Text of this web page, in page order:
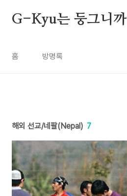
G-Kyu는 둥그니까
홈 방명록
해외 선교/네팔(Nepal) 7